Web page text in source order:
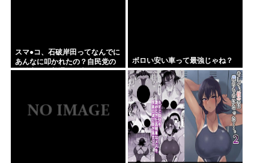
スマ●コ、石破岸田ってなんでに
あんなに叩かれたの？自民党の
政治家だし普通に保守じゃん
ボロい安い車って最強じゃね？